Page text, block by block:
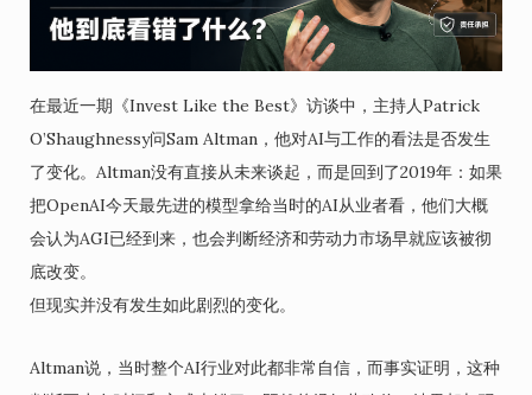
在最近一期《Invest Like the Best》访谈中，主持人Patrick
O’Shaughnessy问Sam Altman，他对AI与工作的看法是否发生
了变化。Altman没有直接从未来谈起，而是回到了2019年：如果
把OpenAI今天最先进的模型拿给当时的AI从业者看，他们大概
会认为AGI已经到来，也会判断经济和劳动力市场早就应该被彻
底改变。
但现实并没有发生如此剧烈的变化。
Altman说，当时整个AI行业对此都非常自信，而事实证明，这种